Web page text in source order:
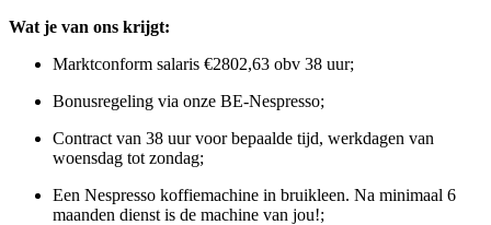
Wat je van ons krijgt:
Marktconform salaris €2802,63 obv 38 uur;
Bonusregeling via onze BE-Nespresso;
Contract van 38 uur voor bepaalde tijd, werkdagen van
woensdag tot zondag;
Een Nespresso koffiemachine in bruikleen. Na minimaal 6
maanden dienst is de machine van jou!;